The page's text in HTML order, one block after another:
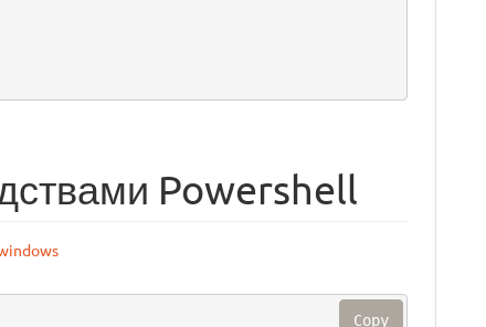
Powershell
Copy